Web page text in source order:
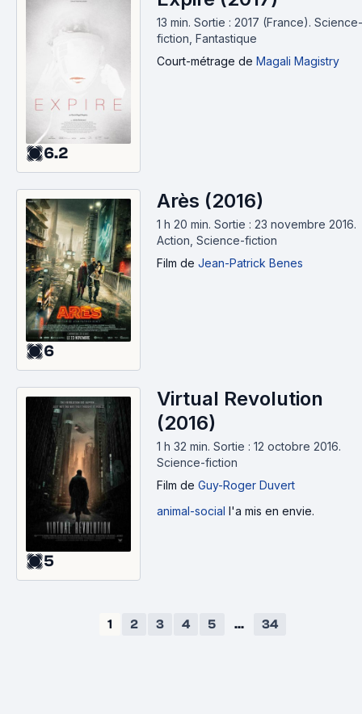
6.2
13 min. Sortie : 2017 (France). Science-
fiction, Fantastique
Court-métrage de Magali Magistry
6
Arès (2016)
1 h 20 min. Sortie : 23 novembre 2016.
Action, Science-fiction
Film de Jean-Patrick Benes
5
Virtual Revolution
(2016)
1 h 32 min. Sortie : 12 octobre 2016.
Science-fiction
Film de Guy-Roger Duvert
animal-social l'a mis en envie.
1 2 3 4 5 ... 34